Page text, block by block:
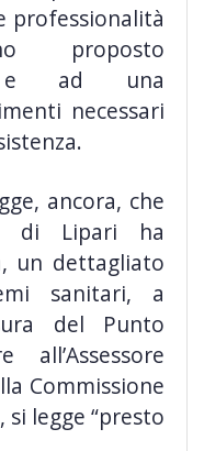
professionalità
proposto
e ad una
necessari
ancora, che
di Lipari ha
un dettagliato
sanitari, a
del Punto
Commissione
si legge “presto